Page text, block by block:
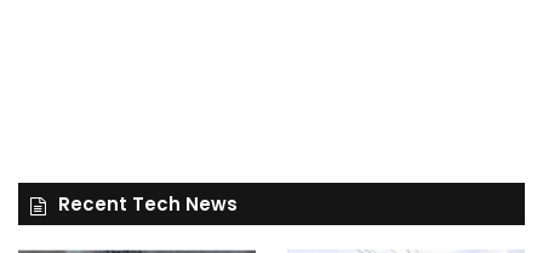
Recent Tech News